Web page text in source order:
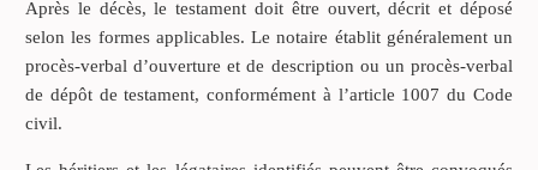
Après le décès, le testament doit être ouvert, décrit et déposé
selon les formes applicables. Le notaire établit généralement un
procès-verbal d’ouverture et de description ou un procès-verbal
de dépôt de testament, conformément à l’article 1007 du Code
civil.